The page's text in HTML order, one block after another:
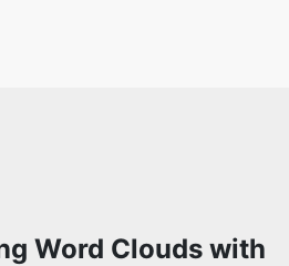
Word Clouds with